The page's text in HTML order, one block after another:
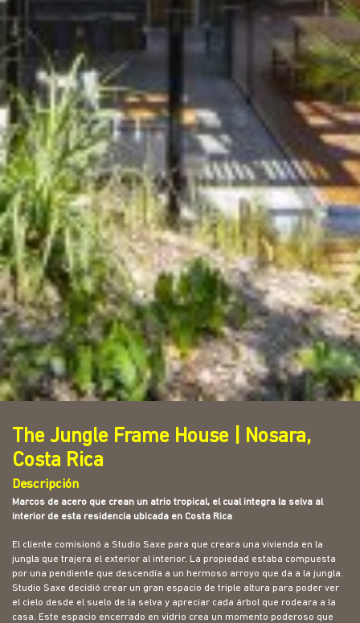
The Jungle Frame House | Nosara,
Costa Rica
Descripción
Marcos de acero que crean un atrio tropical, el cual integra la selva al
interior de esta residencia ubicada en Costa Rica
El cliente comisionó a Studio Saxe para que creara una vivienda en la
jungla que trajera el exterior al interior. La propiedad estaba compuesta
por una pendiente que descendía a un hermoso arroyo que da a la jungla.
Studio Saxe decidió crear un gran espacio de triple altura para poder ver
el cielo desde el suelo de la selva y apreciar cada árbol que rodeara a la
casa. Este espacio encerrado en vidrio crea un momento poderoso que